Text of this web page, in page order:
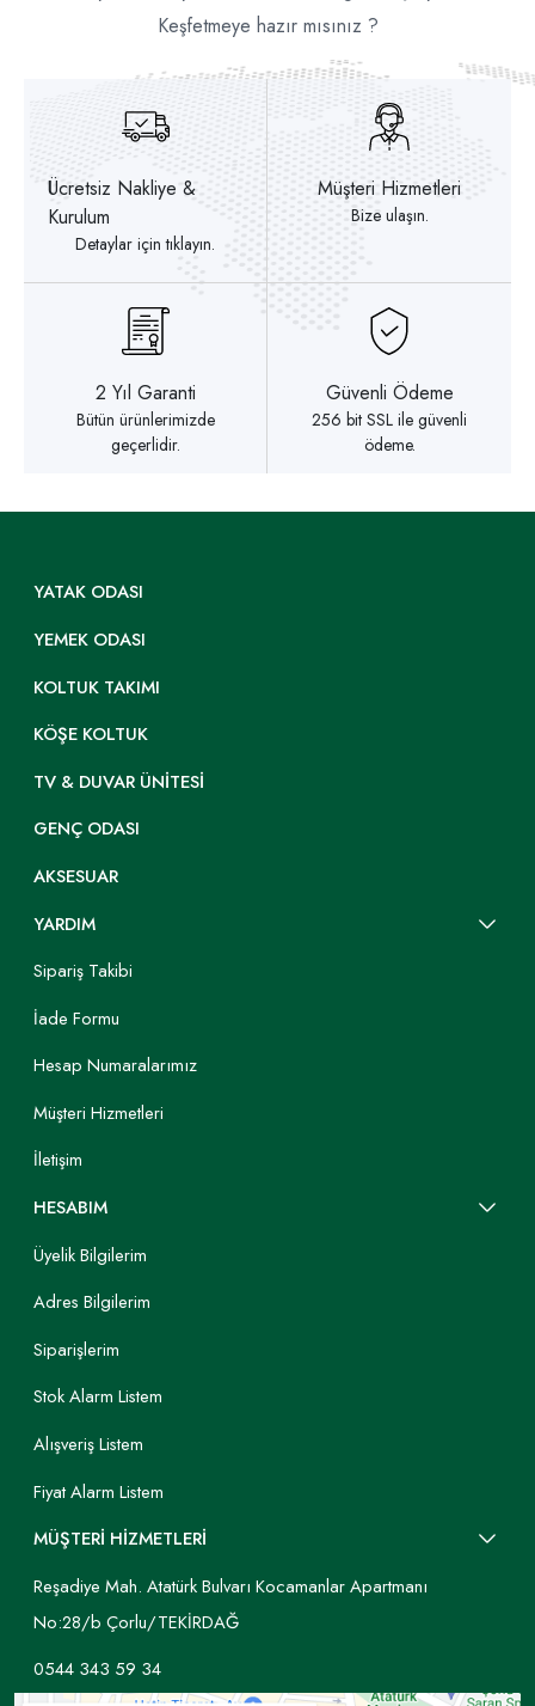
Keşfetmeye hazır mısınız ?
Ücretsiz Nakliye &
Kurulum
Detaylar için tıklayın.
Müşteri Hizmetleri
Bize ulaşın.
2 Yıl Garanti
Bütün ürünlerimizde
geçerlidir.
Güvenli Ödeme
256 bit SSL ile güvenli
ödeme.
YATAK ODASI
YEMEK ODASI
KOLTUK TAKIMI
KÖŞE KOLTUK
TV & DUVAR ÜNITESI
GENÇ ODASI
AKSESUAR
YARDIM
Sipariş Takibi
İade Formu
Hesap Numaralarımız
Müşteri Hizmetleri
İletişim
HESABIM
Üyelik Bilgilerim
Adres Bilgilerim
Siparişlerim
Stok Alarm Listem
Alışveriş Listem
Fiyat Alarm Listem
MÜŞTERİ HİZMETLERİ
Reşadiye Mah. Atatürk Bulvarı Kocamanlar Apartmanı
No:28/b Çorlu/TEKİRDAĞ
0544 343 59 34